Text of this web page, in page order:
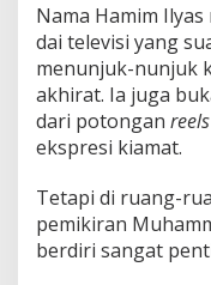
Nama Hamim
dai televisi yang
menunjuk-nunjuk
akhirat. Ia juga
dari potongan reels
ekspresi kiamat.
Tetapi di ruang-
pemikiran
berdiri sangat